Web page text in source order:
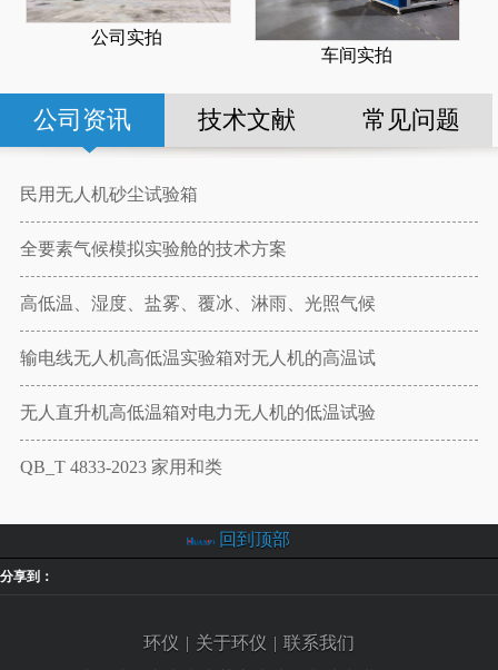
公司实拍
车间实拍
公司资讯 技术文献 常见问题
民用无人机砂尘试验箱
全要素气候模拟实验舱的技术方案
高低温、湿度、盐雾、覆冰、淋雨、光照气候
输电线无人机高低温实验箱对无人机的高温试
无人直升机高低温箱对电力无人机的低温试验
QB_T 4833-2023 家用和类
回到顶部
分享到：
环仪 | 关于环仪 | 联系我们